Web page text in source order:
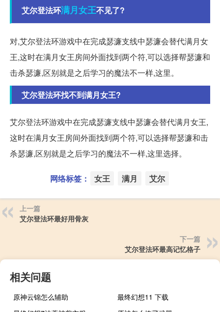
艾尔登法环满月女王不见了?
对,艾尔登法环游戏中在完成瑟濂支线中瑟濂会替代满月女
王,这时在满月女王房间外面找到两个符,可以选择帮瑟濂和
击杀瑟濂,区别就是之后学习的魔法不一样,这里。
艾尔登法环找不到满月女王?
艾尔登法环游戏中在完成瑟濂支线中瑟濂会替代满月女王,
这时在满月女王房间外面找到两个符,可以选择帮瑟濂和击
杀瑟濂,区别就是之后学习的魔法不一样,这里选择。
网络标签： 女王 满月 艾尔
上一篇
艾尔登法环最好用骨灰
下一篇
艾尔登法环最高记忆格子
相关问题
原神云锦怎么辅助
最终幻想11 下载